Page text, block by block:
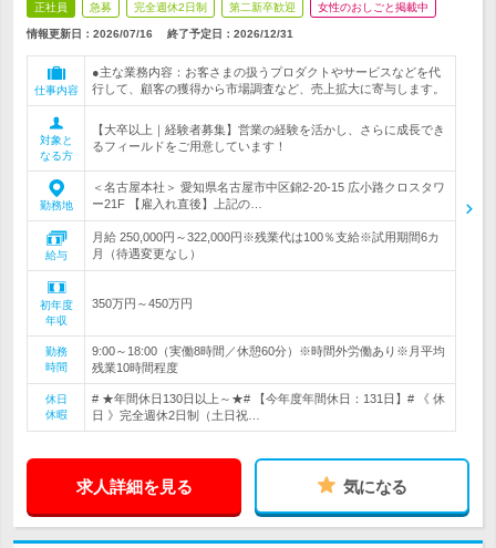
正社員 急募 完全週休2日制 第二新卒歓迎 女性のおしごと掲載中
情報更新日：2026/07/16 終了予定日： 2026/12/31
仕事内容
●主な業務内容：お客さまの扱うプロダクトやサービスなどを代
行して、顧客の獲得から市場調査など、売上拡大に寄与します。
対象と
なる方
【大卒以上｜経験者募集】営業の経験を活かし、さらに成長でき
るフィールドをご用意しています！
勤務地
＜名古屋本社＞ 愛知県名古屋市中区錦2-20-15 広小路クロスタワ
ー21F 【雇入れ直後】上記の…
給与
月給 250,000円～322,000円※残業代は100％支給※試用期間6カ
月（待遇変更なし）
初年度
年収
350万円～450万円
勤務
時間
9:00～18:00（実働8時間／休憩60分）※時間外労働あり※月平均
残業10時間程度
休日
休暇
# ★年間休日130日以上～★# 【今年度年間休日：131日】# 《 休
日 》完全週休2日制（土日祝…
求人詳細を見る 気になる